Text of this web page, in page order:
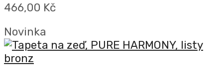
466,00 Kč
Novinka